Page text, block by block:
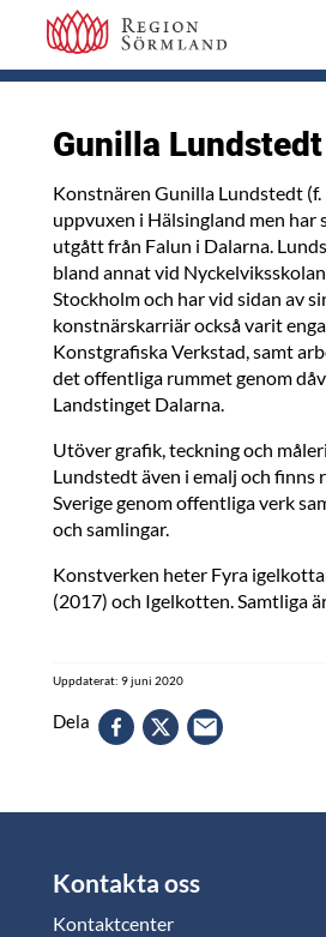
Gunilla Lundstedt
Konstnären Gunilla Lundstedt (f.
uppvuxen i Hälsingland men har
utgått från Falun i Dalarna.
bland annat vid
Stockholm och har vid sidan av
konstnärskarriär också varit
Konstgrafiska Verkstad, samt
det offentliga rummet genom
Landstinget Dalarna.
Utöver grafik, teckning och
Lundstedt även i emalj och finns
Sverige genom offentliga verk
och samlingar.
Konstverken heter Fyra
(2017) och Igelkotten. Samtliga
Uppdaterat: 9 juni 2020
Dela
Kontakta oss
Kontaktcenter